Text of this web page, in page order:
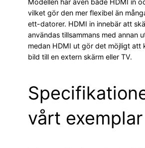
Modellen har även både HDMI in
vilket gör den mer flexibel än
ett-datorer. HDMI in innebär att
användas tillsammans med annan
medan HDMI ut gör det möjligt att
bild till en extern skärm eller TV.
vårt exemplar